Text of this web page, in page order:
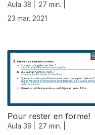
Aula 38 |
27 min. |
23 mar. 2021
Pour rester en forme!
Aula 39 |
27 min. |